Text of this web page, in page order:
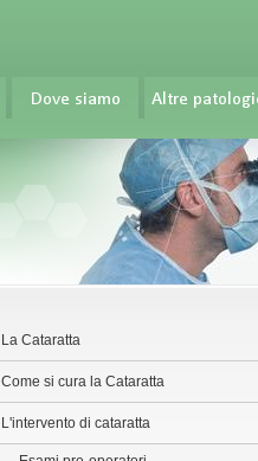
La Cataratta
Come si cura la Cataratta
L'intervento di cataratta